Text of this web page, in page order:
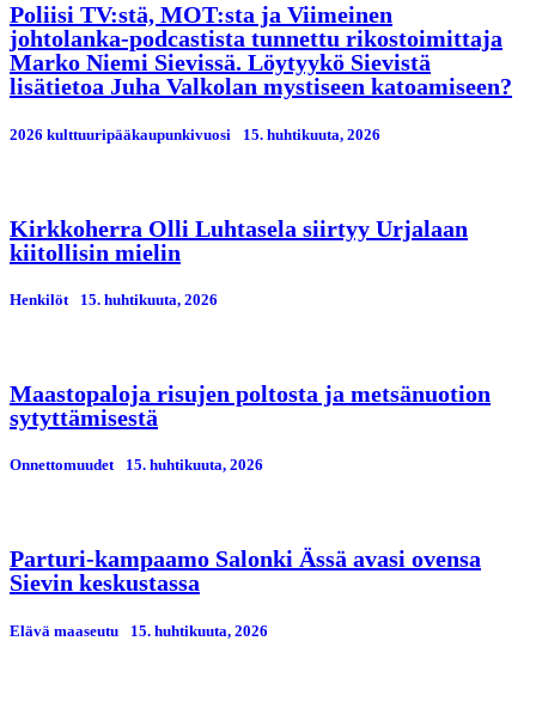
Poliisi TV:stä, MOT:sta ja Viimeinen
johtolanka-podcastista tunnettu rikostoimittaja
Marko Niemi Sievissä. Löytyykö Sievistä
lisätietoa Juha Valkolan mystiseen katoamiseen?
2026 kulttuuripääkaupunkivuosi 15. huhtikuuta, 2026
Kirkkoherra Olli Luhtasela siirtyy Urjalaan
kiitollisin mielin
Henkilöt 15. huhtikuuta, 2026
Maastopaloja risujen poltosta ja metsänuotion
sytyttämisestä
Onnettomuudet 15. huhtikuuta, 2026
Parturi-kampaamo Salonki Ässä avasi ovensa
Sievin keskustassa
Elävä maaseutu 15. huhtikuuta, 2026